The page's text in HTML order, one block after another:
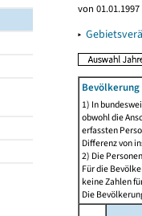
von
▸
1) In
obwohl die
erfassten
Differenz von
2) Die
Für die
keine Zahlen
Die